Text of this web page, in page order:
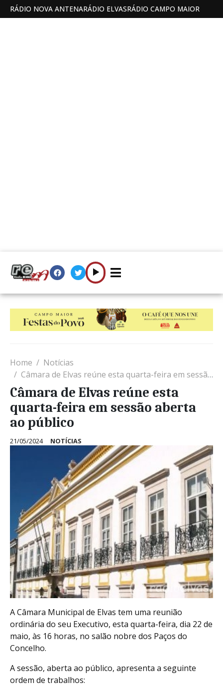
RÁDIO NOVA ANTENARÁDIO ELVASRÁDIO CAMPO MAIOR
Home
Notícias
Câmara de Elvas reúne esta quarta-feira em sessão aberta ao público
Câmara de Elvas reúne esta
quarta-feira em sessão aberta
ao público
21/05/2024 NOTÍCIAS
A Câmara Municipal de Elvas tem uma reunião
ordinária do seu Executivo, esta quarta-feira, dia 22 de
maio, às 16 horas, no salão nobre dos Paços do
Concelho.
A sessão, aberta ao público, apresenta a seguinte
ordem de trabalhos: